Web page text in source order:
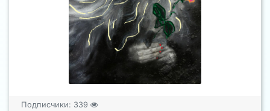
Подписчики: 339